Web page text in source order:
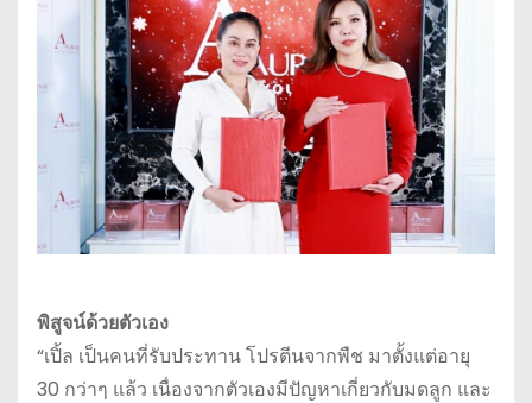
พิสูจน์ด้วยตัวเอง
“เปิ้ล เป็นคนที่รับประทาน โปรตีนจากพืช มาตั้งแต่อายุ
30 กว่าๆ แล้ว เนื่องจากตัวเองมีปัญหาเกี่ยวกับมดลูก และ